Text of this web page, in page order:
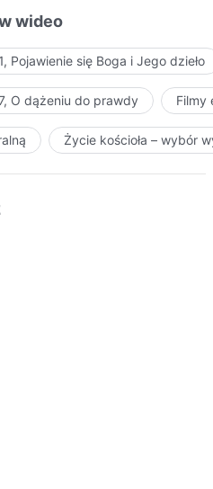
wideo
Pojawienie się Boga i Jego dzieło
O dążeniu do prawdy Filmy
Życie kościoła – wybór